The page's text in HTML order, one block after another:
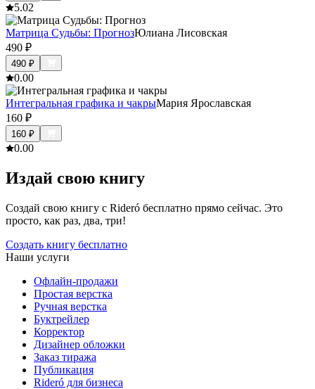
5.02
Матрица Судьбы: ПрогнозЮлиана Лисовская
490 ₽
490 ₽
0.00
Интегральная графика и чакрыМария Ярославская
160 ₽
160 ₽
0.00
Издай свою книгу
Создай свою книгу с Rideró бесплатно прямо сейчас. Это
просто, как раз, два, три!
Создать книгу бесплатно
Наши услуги
Офлайн-продажи
Простая верстка
Ручная верстка
Буктрейлер
Корректор
Дизайнер обложки
Заказ тиража
Публикация
Rideró для бизнеса